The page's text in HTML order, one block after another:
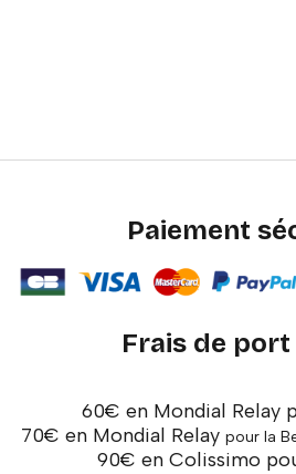
Paiement
Frais de
60€ en Mondial Relay
70€ en Mondial Relay pour la
90€ en Colissimo